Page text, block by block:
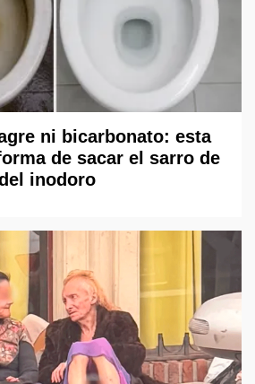
ni bicarbonato: esta
de sacar el sarro de
inodoro